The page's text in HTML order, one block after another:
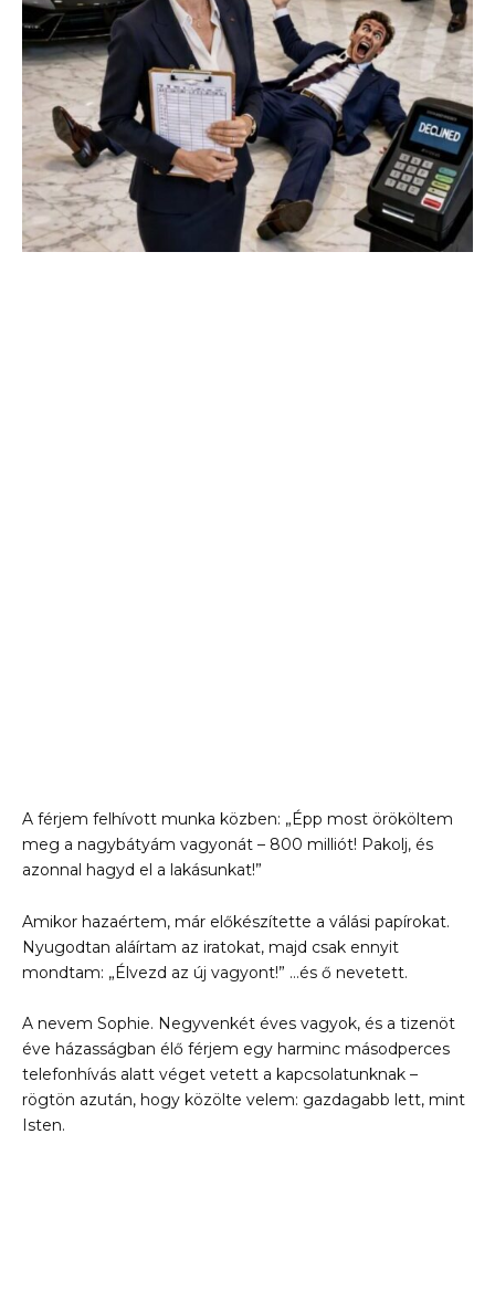
A férjem felhívott munka közben: „Épp most örököltem
meg a nagybátyám vagyonát – 800 milliót! Pakolj, és
azonnal hagyd el a lakásunkat!”
Amikor hazaértem, már előkészítette a válási papírokat.
Nyugodtan aláírtam az iratokat, majd csak ennyit
mondtam: „Élvezd az új vagyont!” …és ő nevetett.
A nevem Sophie. Negyvenkét éves vagyok, és a tizenöt
éve házasságban élő férjem egy harminc másodperces
telefonhívás alatt véget vetett a kapcsolatunknak –
rögtön azután, hogy közölte velem: gazdagabb lett, mint
Isten.